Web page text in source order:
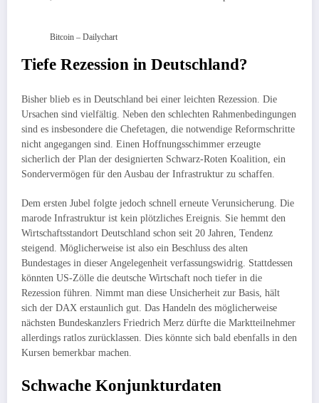
Bitcoin – Dailychart
Tiefe Rezession in Deutschland?
Bisher blieb es in Deutschland bei einer leichten Rezession. Die
Ursachen sind vielfältig. Neben den schlechten Rahmenbedingungen
sind es insbesondere die Chefetagen, die notwendige Reformschritte
nicht angegangen sind. Einen Hoffnungsschimmer erzeugte
sicherlich der Plan der designierten Schwarz-Roten Koalition, ein
Sondervermögen für den Ausbau der Infrastruktur zu schaffen.
Dem ersten Jubel folgte jedoch schnell erneute Verunsicherung. Die
marode Infrastruktur ist kein plötzliches Ereignis. Sie hemmt den
Wirtschaftsstandort Deutschland schon seit 20 Jahren, Tendenz
steigend. Möglicherweise ist also ein Beschluss des alten
Bundestages in dieser Angelegenheit verfassungswidrig. Stattdessen
könnten US-Zölle die deutsche Wirtschaft noch tiefer in die
Rezession führen. Nimmt man diese Unsicherheit zur Basis, hält
sich der DAX erstaunlich gut. Das Handeln des möglicherweise
nächsten Bundeskanzlers Friedrich Merz dürfte die Marktteilnehmer
allerdings ratlos zurücklassen. Dies könnte sich bald ebenfalls in den
Kursen bemerkbar machen.
Schwache Konjunkturdaten